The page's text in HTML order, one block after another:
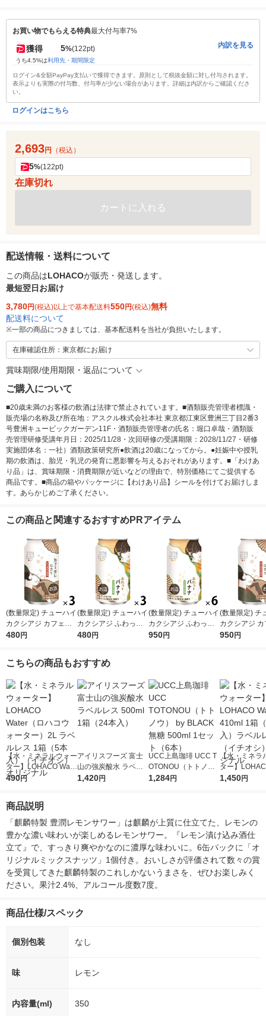
お買い物でもらえる特典最大付与率7%
獲得 5%(122pt)
うち4.5%は利用先・期間限定
内訳を見る
ログイン&全額PayPay支払いで獲得できます。原則として税抜金額に対し付与されます。
表示よりも実際の付与数、付与率が少ない場合があります。詳細は内訳からご確認くださ
い。
ログインはこちら
2,693円 （税込）
5%(122pt)
在庫切れ
カートに入れる
配送情報・送料について
この商品はLOHACOが販売・発送します。
最短翌日お届け
3,780円(税込)以上で基本配送料550円(税込)無料
配送料について
※一部の商品につきましては、基本配送料を当社が負担いたします。
在庫確認住所：東京都にお届け
賞味期限/使用期限・返品について
ご購入について
■20歳未満のお客様の飲酒は法律で禁止されています。■酒類販売管理者標識・
販売場の名称及び所在地：アスクル株式会社本社 東京都江東区豊洲三丁目2番3
号豊洲キュービックガーデン11F・酒類販売管理者の氏名：堀口卓哉・酒類販
売管理研修受講年月日：2025/11/28・次回研修の受講期限：2028/11/27・研修
実施団体名：一社）酒類政策研究所●飲酒は20歳になってから。●妊娠中や授乳
期の飲酒は、胎児・乳児の発育に悪影響を与えるおそれがあります。■「わけあ
り品」は、賞味期限・消費期限が近いなどの理由で、特別価格にてご提供する
商品です。■商品の箱やパッケージに【わけあり品】シールを付けてお届けしま
す。あらかじめご了承ください。
この商品と関連するおすすめPRアイテム
(数量限定) チューハイ
カクシアジ カフェオ
レ仕立て 缶 350ml 3
480円
(数量限定) チューハイ
カクシアジ ふわっと
バナナ 缶 350ml 3本
480円
(数量限定) チューハイ
カクシアジ ふわっと
バナナ 缶 350ml 6本
950円
(数量限定) チ
カクシアジ
レ仕立て 缶
950円
こちらの商品もおすすめ
【水・ミネラルウォー
ター】LOHACO Wate
r（ロハコウォータ
シ） オリジナル
490円
アイリスフーズ 富士
山の強炭酸水 ラベル
レス 500ml 1箱（24
1,420円
UCC上島珈琲 UCC T
OTONOU（トトノ
ウ） by BLACK無糖 5
1,284円
【水・ミネラ
ター】
r 410ml 1箱（
1,450円
商品説明
「麒麟特製 豊潤レモンサワー」は麒麟が上質に仕立てた、レモンの
豊かな濃い味わいが楽しめるレモンサワー。『レモン漬け込み酒仕
立て』で、すっきり爽やかなのに濃厚な味わいに。6缶パックに「オ
リジナルミックスナッツ」1個付き。おいしさが評価されて数々の賞
を受賞してきた麒麟特製のこれしかないうまさを、ぜひお楽しみく
ださい。果汁2.4%、アルコール度数7度。
商品仕様/スペック
個別包装 なし
味 レモン
内容量(ml) 350